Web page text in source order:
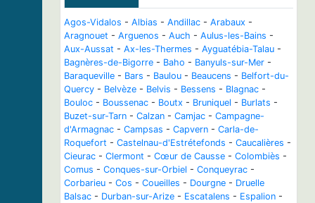
Agos-Vidalos - Albias - Andillac - Arabaux -
Aragnouet - Arguenos - Auch - Aulus-les-Bains -
Aux-Aussat - Ax-les-Thermes - Ayguatébia-Talau -
Bagnères-de-Bigorre - Baho - Banyuls-sur-Mer -
Baraqueville - Bars - Baulou - Beaucens - Belfort-du-
Quercy - Belvèze - Belvis - Bessens - Blagnac -
Bouloc - Boussenac - Boutx - Bruniquel - Burlats -
Buzet-sur-Tarn - Calzan - Camjac - Campagne-
d'Armagnac - Campsas - Capvern - Carla-de-
Roquefort - Castelnau-d'Estrétefonds - Caucalières -
Cieurac - Clermont - Cœur de Causse - Colombiès -
Comus - Conques-sur-Orbiel - Conqueyrac -
Corbarieu - Cos - Coueilles - Dourgne - Druelle
Balsac - Durban-sur-Arize - Escatalens - Espalion -